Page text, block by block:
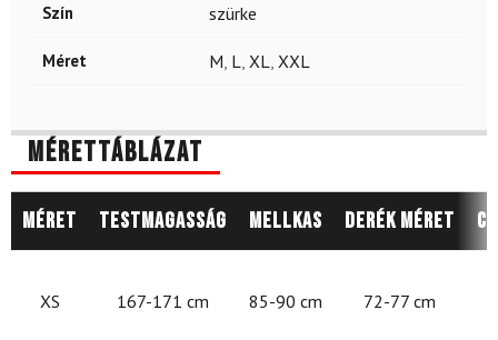
Szín szürke
Méret M L XL XXL
Mérettáblázat
Méret Testmagasság Mellkas Derék méret
XS 167-171 cm 85-90 cm 72-77 cm